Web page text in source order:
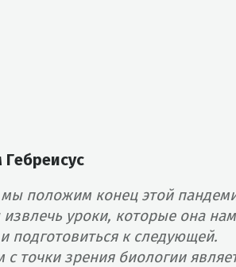
мы положим конец этой
уроки, которые она нам
подготовиться к следующей.
с точки зрения биологии